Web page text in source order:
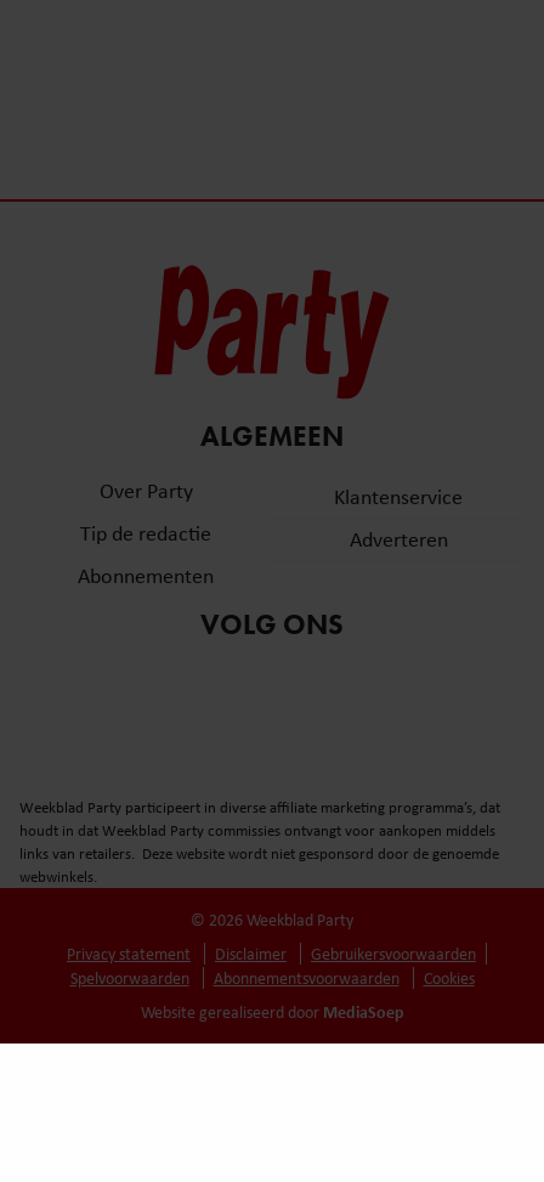
ALGEMEEN
Over Party
Tip de redactie
Abonnementen
Klantenservice
Adverteren
VOLG ONS
Weekblad Party participeert in diverse affiliate marketing programma’s, dat
houdt in dat Weekblad Party commissies ontvangt voor aankopen middels
links van retailers. Deze website wordt niet gesponsord door de genoemde
webwinkels.
© 2026 Weekblad Party
Privacy statement
Disclaimer
Gebruikersvoorwaarden
Spelvoorwaarden
Abonnementsvoorwaarden
Cookies
Website gerealiseerd door MediaSoep